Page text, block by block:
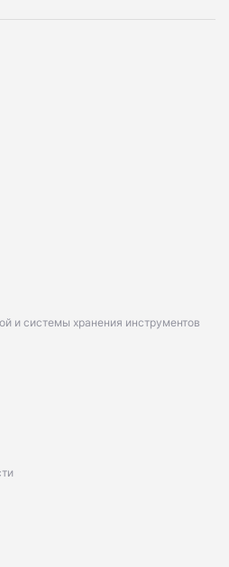
и системы хранения инструментов